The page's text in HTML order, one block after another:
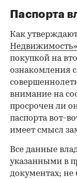
Паспорта
Как
Недвижимость»
покупкой на
ознакомления
внимание на
просрочен ли
паспорта вот-
имеет смысл
Все данные
указанными в
документах; не